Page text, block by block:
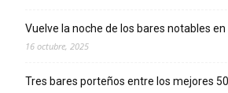
Vuelve la noche de los bares notables
16 octubre, 2025
Tres bares porteños entre los mejores